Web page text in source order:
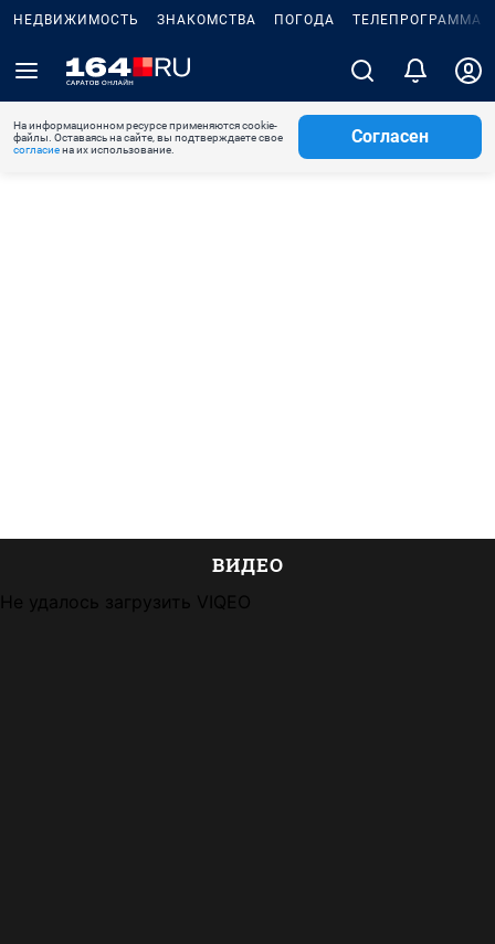
НЕДВИЖИМОСТЬ ЗНАКОМСТВА ПОГОДА ТЕЛЕПРОГРАММА
На информационном ресурсе применяются cookie-
файлы. Оставаясь на сайте, вы подтверждаете свое
согласиена их использование.
Согласен
ВИДЕО
Не удалось загрузить VIQEO